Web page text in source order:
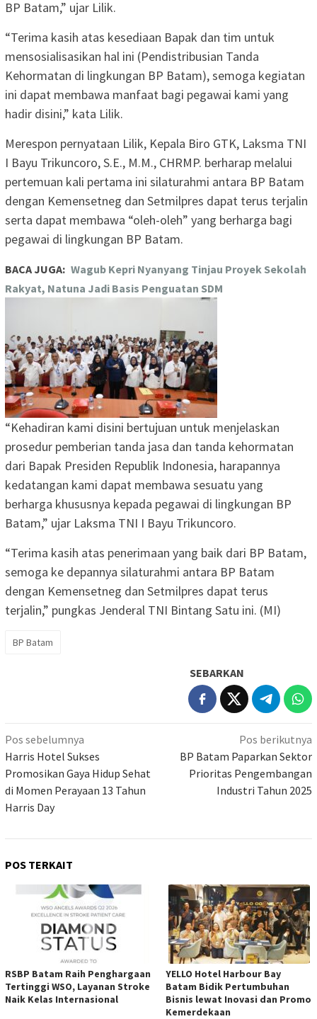
BP Batam,” ujar Lilik.
“Terima kasih atas kesediaan Bapak dan tim untuk
mensosialisasikan hal ini (Pendistribusian Tanda
Kehormatan di lingkungan BP Batam), semoga kegiatan
ini dapat membawa manfaat bagi pegawai kami yang
hadir disini,” kata Lilik.
Merespon pernyataan Lilik, Kepala Biro GTK, Laksma TNI
I Bayu Trikuncoro, S.E., M.M., CHRMP. berharap melalui
pertemuan kali pertama ini silaturahmi antara BP Batam
dengan Kemensetneg dan Setmilpres dapat terus terjalin
serta dapat membawa “oleh-oleh” yang berharga bagi
pegawai di lingkungan BP Batam.
BACA JUGA: Wagub Kepri Nyanyang Tinjau Proyek Sekolah
Rakyat, Natuna Jadi Basis Penguatan SDM
“Kehadiran kami disini bertujuan untuk menjelaskan
prosedur pemberian tanda jasa dan tanda kehormatan
dari Bapak Presiden Republik Indonesia, harapannya
kedatangan kami dapat membawa sesuatu yang
berharga khususnya kepada pegawai di lingkungan BP
Batam,” ujar Laksma TNI I Bayu Trikuncoro.
“Terima kasih atas penerimaan yang baik dari BP Batam,
semoga ke depannya silaturahmi antara BP Batam
dengan Kemensetneg dan Setmilpres dapat terus
terjalin,” pungkas Jenderal TNI Bintang Satu ini. (MI)
BP Batam
SEBARKAN
Navigasi
pos
Pos sebelumnya
Harris Hotel Sukses
Promosikan Gaya Hidup Sehat
di Momen Perayaan 13 Tahun
Harris Day
Pos berikutnya
BP Batam Paparkan Sektor
Prioritas Pengembangan
Industri Tahun 2025
POS TERKAIT
RSBP Batam Raih Penghargaan
Tertinggi WSO, Layanan Stroke
Naik Kelas Internasional
YELLO Hotel Harbour Bay
Batam Bidik Pertumbuhan
Bisnis lewat Inovasi dan Promo
Kemerdekaan